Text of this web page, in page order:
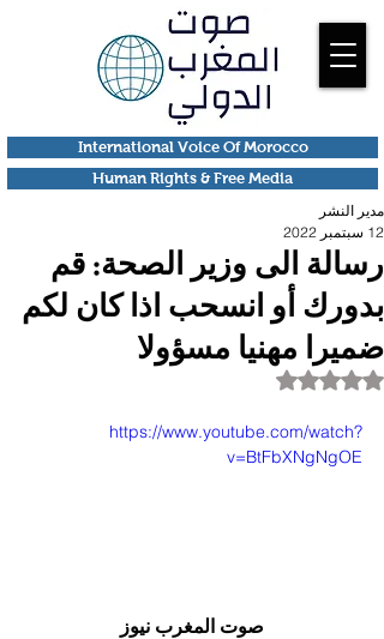
Human Rights & Free Media
International Voice Of Morocco
رسالة الى وزير الصحة: قم
بدورك أو انسحب اذا كان لكم
ضميرا مهنيا مسؤولا
مدير النشر
12 سبتمبر 2022
تم التقييم بـ ليس رقمًا من أصل 5 نجوم.
https://www.youtube.com/watch?
v=BtFbXNgNgOE
صوت المغرب نيوز